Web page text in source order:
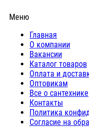
Меню
Главная
О компании
Вакансии
Каталог товаров
Оплата и
Оптовикам
Все о сантехнике
Контакты
Политика
Согласие на